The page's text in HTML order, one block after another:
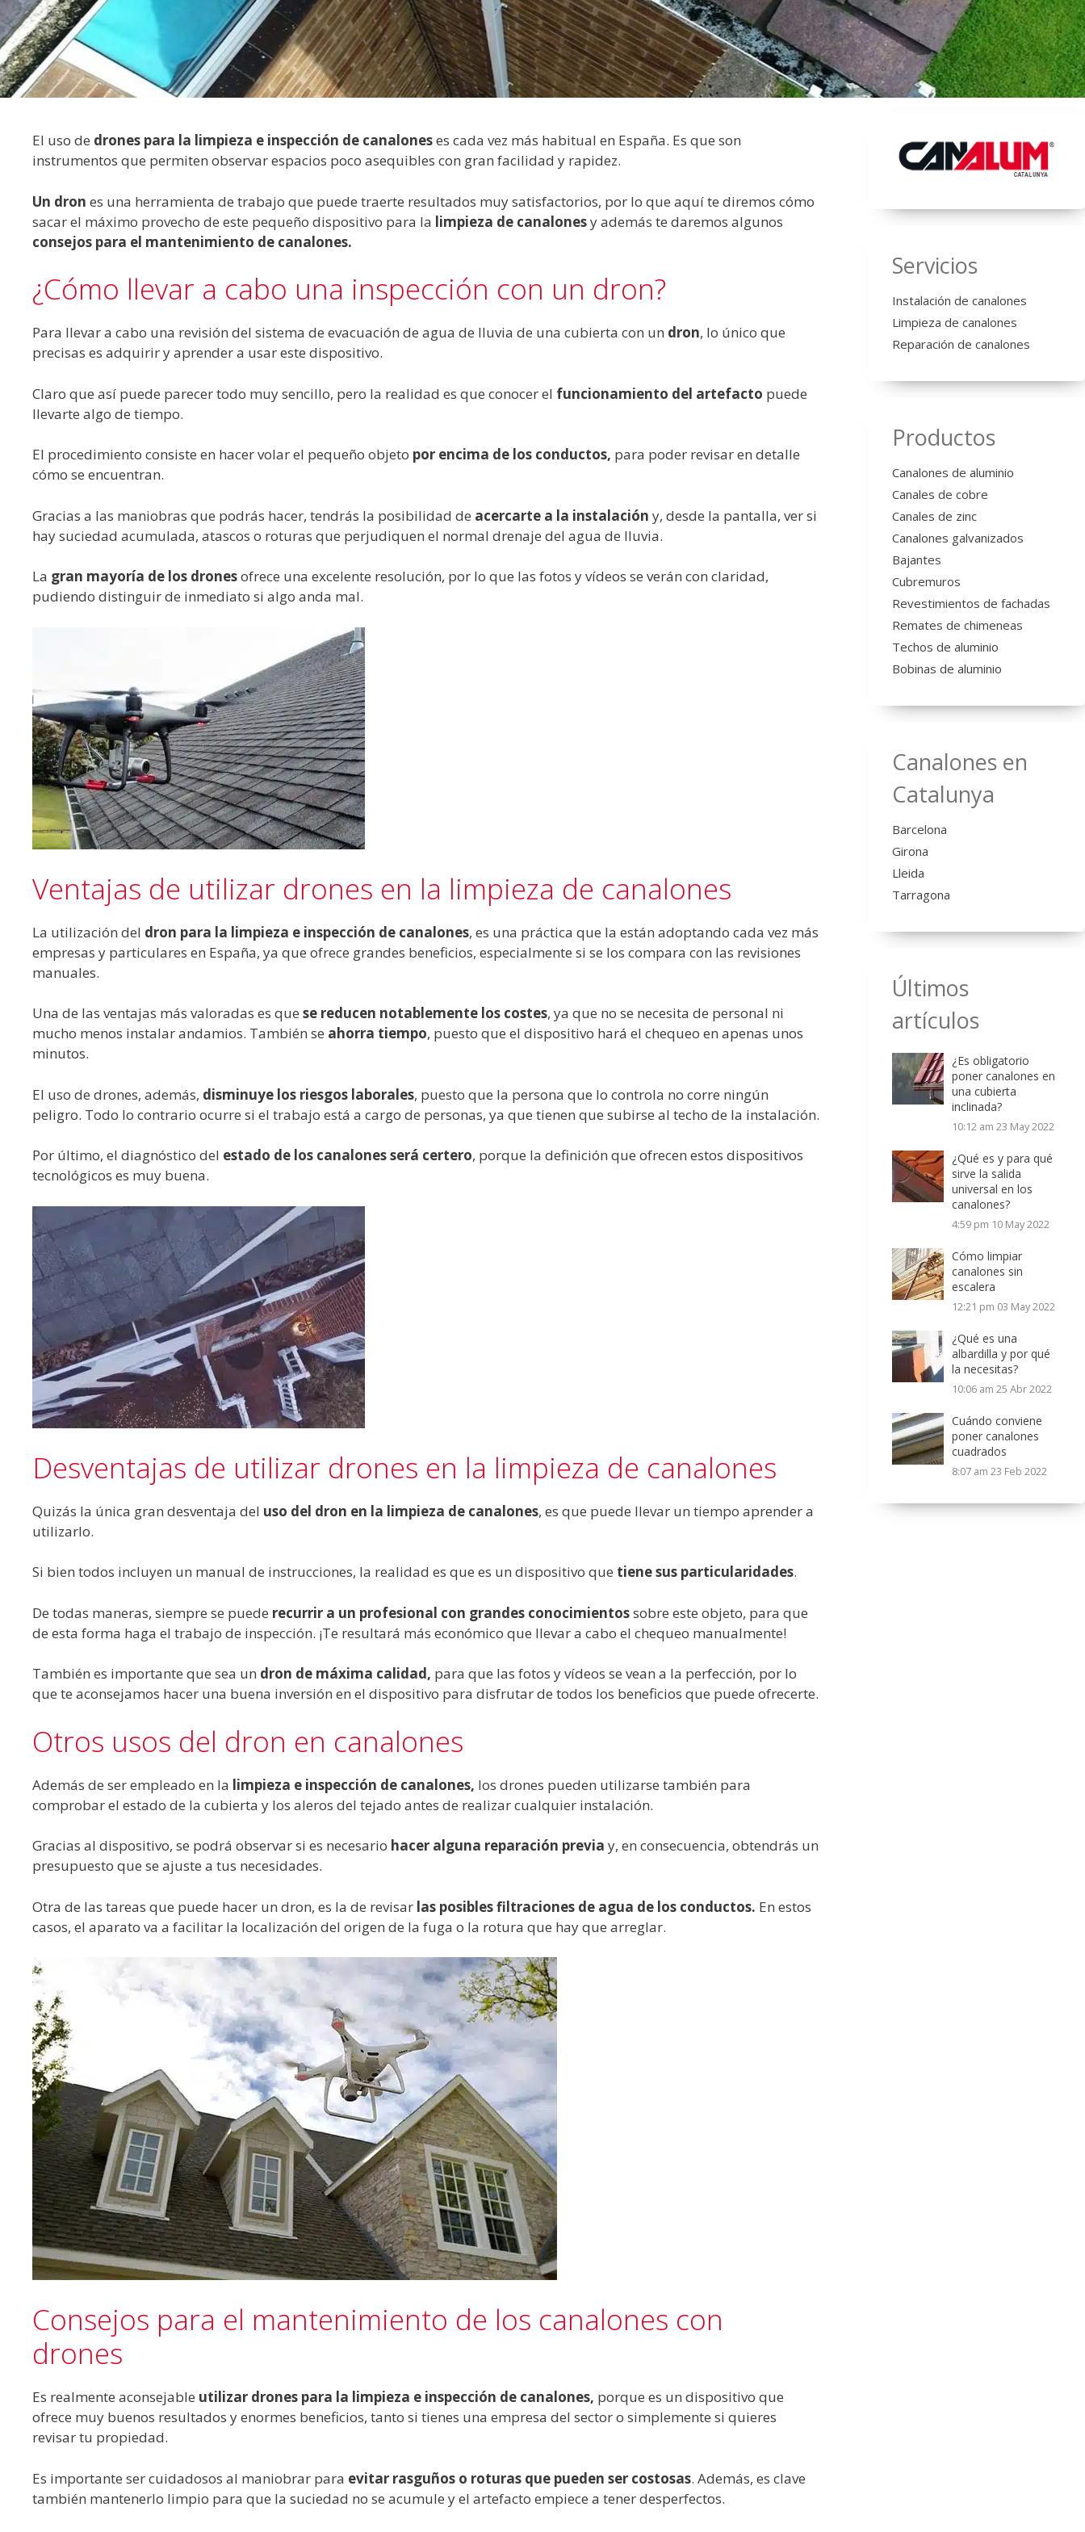
El uso de drones para la limpieza e inspección de canaloneses cada vez más habitual en España. Es que son
instrumentos que permiten observar espacios poco asequibles con gran facilidad y rapidez.
Un dron es una herramienta de trabajo que puede traerte resultados muy satisfactorios, por lo que aquí te diremos cómo
sacar el máximo provecho de este pequeño dispositivo para la limpieza de canalonesy además te daremos algunos
consejos para el mantenimiento de canalones.
¿Cómo llevar a cabo una inspección con un dron?
Para llevar a cabo una revisión del sistema de evacuación de agua de lluvia de una cubierta con un dron, lo único que
precisas es adquirir y aprender a usar este dispositivo.
Claro que así puede parecer todo muy sencillo, pero la realidad es que conocer el funcionamiento del artefacto puede
llevarte algo de tiempo.
El procedimiento consiste en hacer volar el pequeño objeto por encima de los conductos, para poder revisar en detalle
cómo se encuentran.
Gracias a las maniobras que podrás hacer, tendrás la posibilidad de acercarte a la instalación y, desde la pantalla, ver si
hay suciedad acumulada, atascos o roturas que perjudiquen el normal drenaje del agua de lluvia.
La gran mayoría de los dronesofrece una excelente resolución, por lo que las fotos y vídeos se verán con claridad,
pudiendo distinguir de inmediato si algo anda mal.
Ventajas de utilizar drones en la limpieza de canalones
La utilización del dron para la limpieza e inspección de canalones, es una práctica que la están adoptando cada vez más
empresas y particulares en España, ya que ofrece grandes beneficios, especialmente si se los compara con las revisiones
manuales.
Una de las ventajas más valoradas es que se reducen notablemente los costes, ya que no se necesita de personal ni
mucho menos instalar andamios. También se ahorra tiempo, puesto que el dispositivo hará el chequeo en apenas unos
minutos.
El uso de drones, además, disminuye los riesgos laborales, puesto que la persona que lo controla no corre ningún
peligro. Todo lo contrario ocurre si el trabajo está a cargo de personas, ya que tienen que subirse al techo de la instalación.
Por último, el diagnóstico del estado de los canalones será certero, porque la definición que ofrecen estos dispositivos
tecnológicos es muy buena.
Desventajas de utilizar drones en la limpieza de canalones
Quizás la única gran desventaja del uso del dron en la limpieza de canalones, es que puede llevar un tiempo aprender a
utilizarlo.
Si bien todos incluyen un manual de instrucciones, la realidad es que es un dispositivo que tiene sus particularidades.
De todas maneras, siempre se puede recurrir a un profesional con grandes conocimientossobre este objeto, para que
de esta forma haga el trabajo de inspección. ¡Te resultará más económico que llevar a cabo el chequeo manualmente!
También es importante que sea un dron de máxima calidad, para que las fotos y vídeos se vean a la perfección, por lo
que te aconsejamos hacer una buena inversión en el dispositivo para disfrutar de todos los beneficios que puede ofrecerte.
Otros usos del dron en canalones
Además de ser empleado en la limpieza e inspección de canalones, los drones pueden utilizarse también para
comprobar el estado de la cubierta y los aleros del tejado antes de realizar cualquier instalación.
Gracias al dispositivo, se podrá observar si es necesario hacer alguna reparación previa y, en consecuencia, obtendrás un
presupuesto que se ajuste a tus necesidades.
Otra de las tareas que puede hacer un dron, es la de revisar las posibles filtraciones de agua de los conductos. En estos
casos, el aparato va a facilitar la localización del origen de la fuga o la rotura que hay que arreglar.
Consejos para el mantenimiento de los canalones con
drones
Es realmente aconsejable utilizar drones para la limpieza e inspección de canalones, porque es un dispositivo que
ofrece muy buenos resultados y enormes beneficios, tanto si tienes una empresa del sector o simplemente si quieres
revisar tu propiedad.
Es importante ser cuidadosos al maniobrar para evitar rasguños o roturas que pueden ser costosas. Además, es clave
también mantenerlo limpio para que la suciedad no se acumule y el artefacto empiece a tener desperfectos.
Servicios
Instalación de canalones
Limpieza de canalones
Reparación de canalones
Productos
Canalones de aluminio
Canales de cobre
Canales de zinc
Canalones galvanizados
Bajantes
Cubremuros
Revestimientos de fachadas
Remates de chimeneas
Techos de aluminio
Bobinas de aluminio
Canalones en
Catalunya
Barcelona
Girona
Lleida
Tarragona
Últimos
artículos
¿Es obligatorio
poner canalones en
una cubierta
inclinada?
10:12 am 23 May 2022
¿Qué es y para qué
sirve la salida
universal en los
canalones?
4:59 pm 10 May 2022
Cómo limpiar
canalones sin
escalera
12:21 pm 03 May 2022
¿Qué es una
albardilla y por qué
la necesitas?
10:06 am 25 Abr 2022
Cuándo conviene
poner canalones
cuadrados
8:07 am 23 Feb 2022